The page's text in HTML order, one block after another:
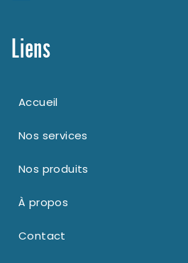
Liens
Accueil
Nos services
Nos produits
À propos
Contact